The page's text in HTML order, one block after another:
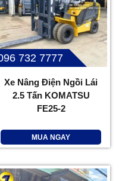
732 7777
Xe Nâng Điện Ngồi Lái
2.5 Tấn KOMATSU
FE25-2
MUA NGAY